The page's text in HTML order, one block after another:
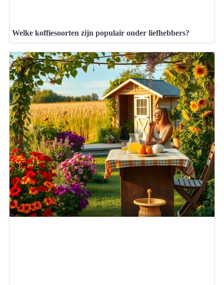
Welke koffiesoorten zijn populair onder liefhebbers?